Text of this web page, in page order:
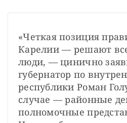
«Четкая позиция
Карелии — решают
люди, — цинично
губернатор по
республики Роман
случае — районные
полномочные